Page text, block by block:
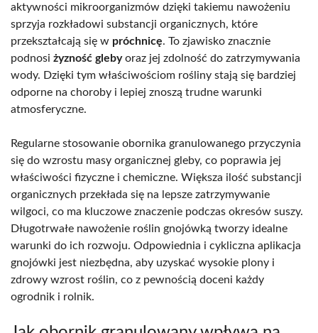
aktywności mikroorganizmów dzięki takiemu nawożeniu
sprzyja rozkładowi substancji organicznych, które
przekształcają się w próchnicę. To zjawisko znacznie
podnosi żyzność glebyoraz jej zdolność do zatrzymywania
wody. Dzięki tym właściwościom rośliny stają się bardziej
odporne na choroby i lepiej znoszą trudne warunki
atmosferyczne.
Regularne stosowanie obornika granulowanego przyczynia
się do wzrostu masy organicznej gleby, co poprawia jej
właściwości fizyczne i chemiczne. Większa ilość substancji
organicznych przekłada się na lepsze zatrzymywanie
wilgoci, co ma kluczowe znaczenie podczas okresów suszy.
Długotrwałe nawożenie roślin gnojówką tworzy idealne
warunki do ich rozwoju. Odpowiednia i cykliczna aplikacja
gnojówki jest niezbędna, aby uzyskać wysokie plony i
zdrowy wzrost roślin, co z pewnością doceni każdy
ogrodnik i rolnik.